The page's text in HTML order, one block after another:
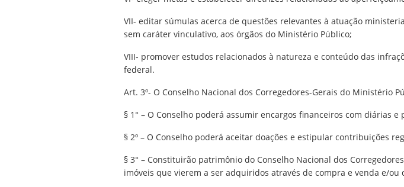
VII- editar súmulas acerca de questões relevantes à atuação
sem caráter vinculativo, aos órgãos do Ministério Público;
VIII- promover estudos relacionados à natureza e conteúdo das
federal.
Art. 3º- O Conselho Nacional dos Corregedores-Gerais do Ministério
§ 1° – O Conselho poderá assumir encargos financeiros com diárias e
§ 2º – O Conselho poderá aceitar doações e estipular contribuições
§ 3° – Constituirão patrimônio do Conselho Nacional dos
imóveis que vierem a ser adquiridos através de compra e venda e/ou